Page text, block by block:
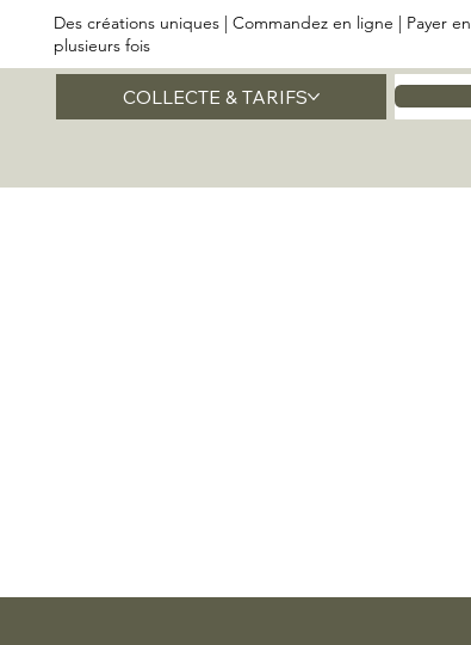
Des créations uniques | Commandez en ligne | Payer en
plusieurs fois
COLLECTE & TARIFS